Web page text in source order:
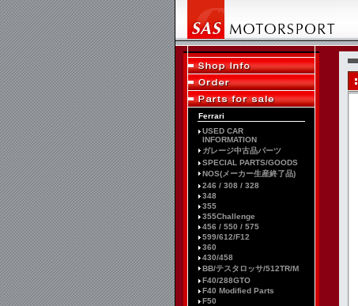
Ferrari
USED CAR
INFORMATION
ガレージ中古品パーツ
SPECIAL PARTS/GOODS
NOS(メーカー生産終了品)
246 / 308 / 328
348
355
355Challenge
456 / 550 / 575
599/612/F12
360
430/458
BB/テスタロッサ/512TR/M
F40/288GTO
F40 Modified Parts
F50